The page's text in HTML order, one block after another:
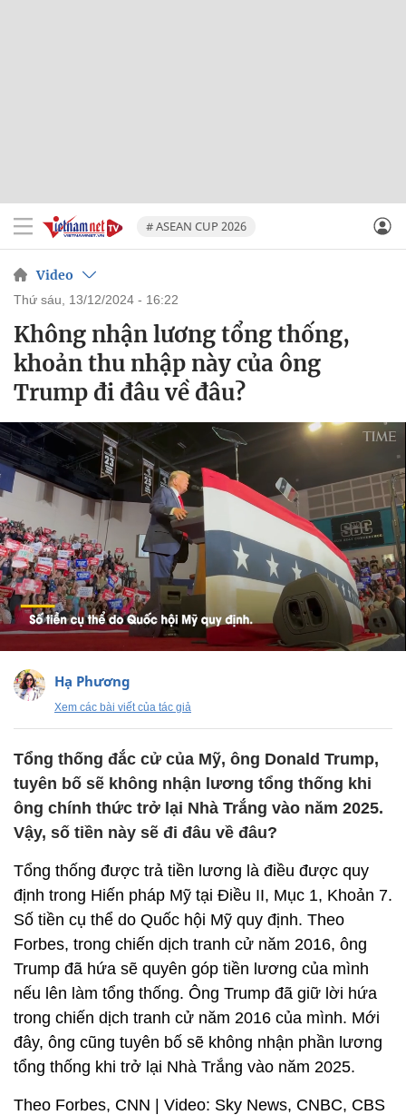
# ASEAN CUP 2026
Video
thứ sáu, 13/12/2024 - 16:22
Không nhận lương tổng thống,
khoản thu nhập này của ông
Trump đi đâu về đâu?
Hạ Phương
Xem các bài viết của tác giả
Tổng thống đắc cử của Mỹ, ông Donald Trump,
tuyên bố sẽ không nhận lương tổng thống khi
ông chính thức trở lại Nhà Trắng vào năm 2025.
Vậy, số tiền này sẽ đi đâu về đâu?
Tổng thống được trả tiền lương là điều được quy
định trong Hiến pháp Mỹ tại Điều II, Mục 1, Khoản 7.
Số tiền cụ thể do Quốc hội Mỹ quy định. Theo
Forbes, trong chiến dịch tranh cử năm 2016, ông
Trump đã hứa sẽ quyên góp tiền lương của mình
nếu lên làm tổng thống. Ông Trump đã giữ lời hứa
trong chiến dịch tranh cử năm 2016 của mình. Mới
đây, ông cũng tuyên bố sẽ không nhận phần lương
tổng thống khi trở lại Nhà Trắng vào năm 2025.
Theo Forbes, CNN | Video: Sky News, CNBC, CBS